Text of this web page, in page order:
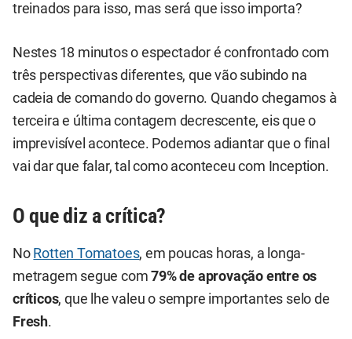
treinados para isso, mas será que isso importa?
Nestes 18 minutos o espectador é confrontado com
três perspectivas diferentes, que vão subindo na
cadeia de comando do governo. Quando chegamos à
terceira e última contagem decrescente, eis que o
imprevisível acontece. Podemos adiantar que o final
vai dar que falar, tal como aconteceu com Inception.
O que diz a crítica?
No Rotten Tomatoes, em poucas horas, a longa-
metragem segue com79% de aprovação entre os
críticos, que lhe valeu o sempre importantes selo de
Fresh.